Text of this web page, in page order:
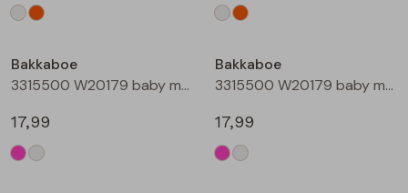
Bakkaboe
3315500 W20179 baby meisjes gilet/hesje Cerise
17,99
Bakkaboe
3315500 W20179 baby meisjes gilet/hesje Cream
17,99